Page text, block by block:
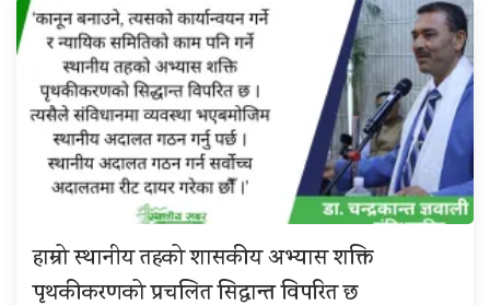
हाम्रो स्थानीय तहको शासकीय अभ्यास शक्ति
पृथकीकरणको प्रचलित सिद्धान्त विपरित छ